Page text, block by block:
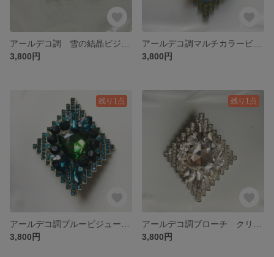
3,800円
3,800円
残り1点
3,800円
残り1点
3,800円